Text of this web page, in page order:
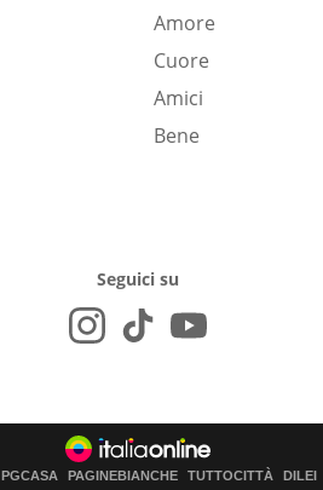
Amore
Cuore
Amici
Bene
Seguici su
PGCASA PAGINEBIANCHE TUTTOCITTÀ DILEI